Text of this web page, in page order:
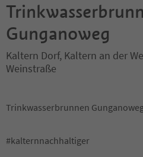
Gunganoweg
Kaltern Dorf, Kaltern an der
Weinstraße
Trinkwasserbrunnen
#kalternnachhaltiger